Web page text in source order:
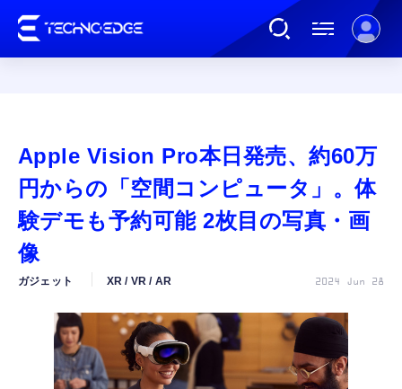
AI
ガジェット
カルチャー
Apple Vision Pro本日発売、約60万
円からの「空間コンピュータ」。体
験デモも予約可能 2枚目の写真・画
像
ガジェット XR / VR / AR 2024 Jun 28